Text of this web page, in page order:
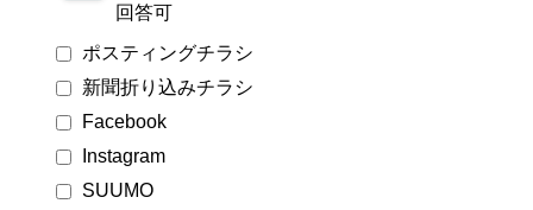
回答可
ポスティングチラシ
新聞折り込みチラシ
Facebook
Instagram
SUUMO